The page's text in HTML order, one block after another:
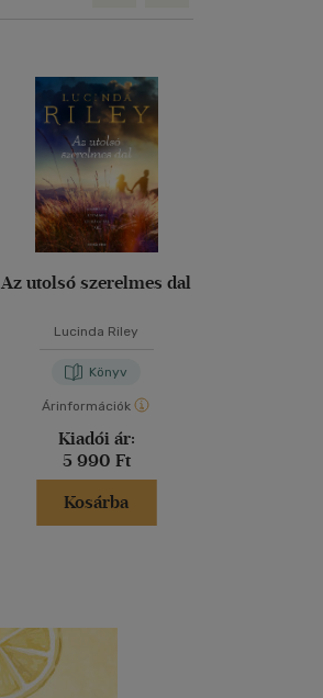
Az utolsó szerelmes dal
Lucinda Riley
Könyv
Árinformációk
Kiadói ár:
5 990 Ft
Kosárba